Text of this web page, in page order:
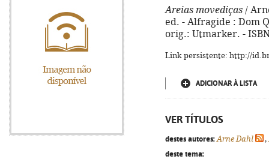
Areias movediças /
ed. - Alfragide : Dom
orig.: Utmarker. -
Link persistente: http://
ADICIONAR À LISTA
VER TÍTULOS
destes autores: Arne Dahl ,
deste tema: